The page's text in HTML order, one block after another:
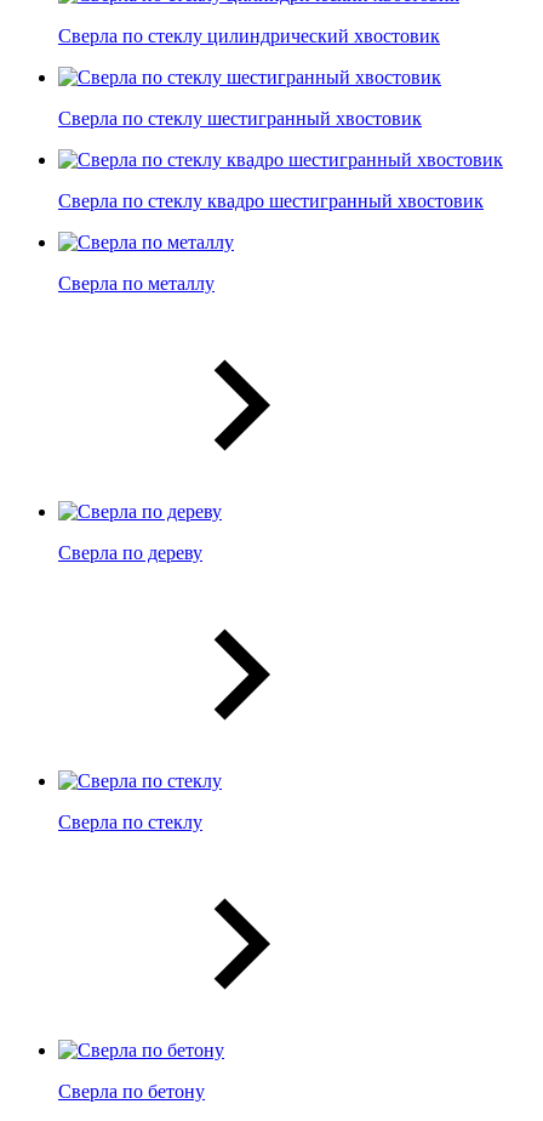
Сверла по стеклу цилиндрический хвостовик
Сверла по стеклу шестигранный хвостовик
Сверла по стеклу квадро шестигранный хвостовик
Сверла по металлу
Сверла по дереву
Сверла по стеклу
Сверла по бетону